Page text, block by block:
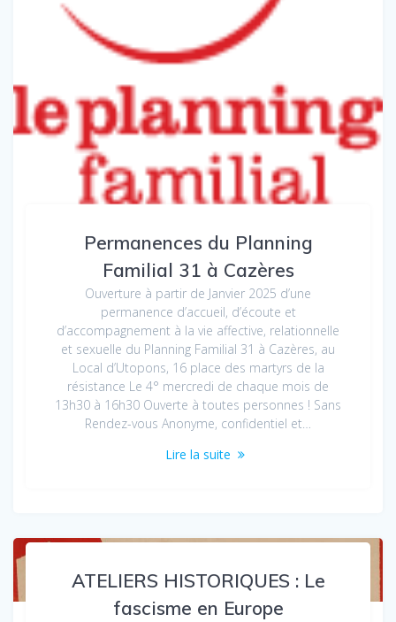
Permanences du Planning
Familial 31 à Cazères
Ouverture à partir de Janvier 2025 d’une
permanence d’accueil, d’écoute et
d’accompagnement à la vie affective, relationnelle
et sexuelle du Planning Familial 31 à Cazères, au
Local d’Utopons, 16 place des martyrs de la
résistance Le 4° mercredi de chaque mois de
13h30 à 16h30 Ouverte à toutes personnes ! Sans
Rendez-vous Anonyme, confidentiel et…
Lire la suite
ATELIERS HISTORIQUES : Le
fascisme en Europe